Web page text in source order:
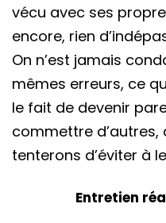
vécu avec ses
encore, rien
On n’est jamais
mêmes erreurs, ce
le fait de devenir
commettre d’autres,
tenterons d’éviter à
Entretien